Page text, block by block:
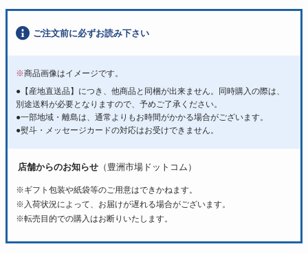
ご注文前に必ずお読み下さい
※商品画像はイメージです。
●【産地直送品】につき、他商品と同梱が出来ません。同時購入の際は、
別途送料が必要となりますので、予めご了承ください。
●一部地域・離島は、通常よりもお時間がかかる場合がございます。
●熨斗・メッセージカードの対応はお受けできません。
店舗からのお知らせ （豊洲市場ドットコム）
※ギフト包装や紙袋等のご用意はできかねます。
※入荷状況によって、お届けが遅れる場合がございます。
※転売目的での購入はお断りいたします。